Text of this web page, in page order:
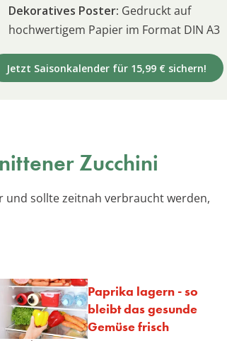
Dekoratives Poster: Gedruckt auf
hochwertigem Papier im Format DIN A3
Jetzt Saisonkalender für 15,99 € sichern!
Zucchini
sollte zeitnah verbraucht werden,
Paprika lagern - so
bleibt das gesunde
Gemüse frisch